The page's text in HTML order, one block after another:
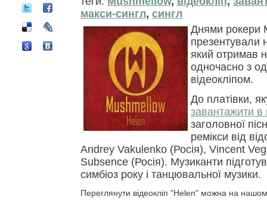
макси-сингл, сингл
Днями рокери
презентували
який отримав
одночасно з
відеокліпом.
До платівки,
завантажити в
заголовної
ремікси від
Andrey Vakulenko (Росія), Vincent
Subsence (Росія). Музиканти
симбіоз року і танцювальної музики.
Переглянути відеокліп "Helen" можна на